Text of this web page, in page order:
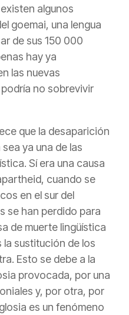
algunos
goemai, una lengua
de sus 150 000
hay ya
las nuevas
no sobrevivir
que la desaparición
ya una de las
Sí era una causa
cuando se
en el sur del
se han perdido para
de muerte lingüística
la sustitución de los
Esto se debe a la
provocada, por una
y, por otra, por
es un fenómeno